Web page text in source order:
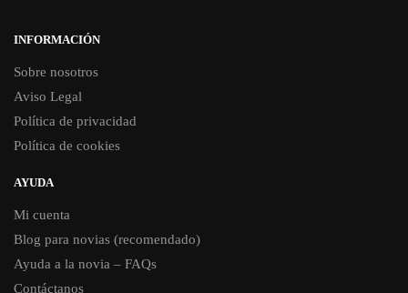
INFORMACIÓN
Sobre nosotros
Aviso Legal
Política de privacidad
Política de cookies
AYUDA
Mi cuenta
Blog para novias (recomendado)
Ayuda a la novia – FAQs
Contáctanos